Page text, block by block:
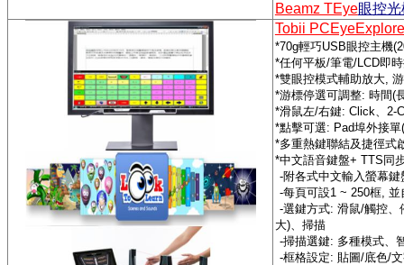
Beamz TEye眼控
Tobii
*70g輕巧USB眼控主機
*任何平板/筆電/LCD即
*雙眼控模式輔助放大,
*游標停選可調整: 時間(
*滑鼠左/右鍵: Click、 2-
*點擊可選: Pad埠外接單(
*多重熱鍵聯結及捷徑式
*中文語音鍵盤+ TTS 同
-附各式中文輸入螢幕鍵
-每頁可設1 ~ 250框,並
-選鍵方式:滑鼠/觸控、
大)、掃描
-掃描選鍵: 多種模式、
-框格設定: 貼圖/底色/